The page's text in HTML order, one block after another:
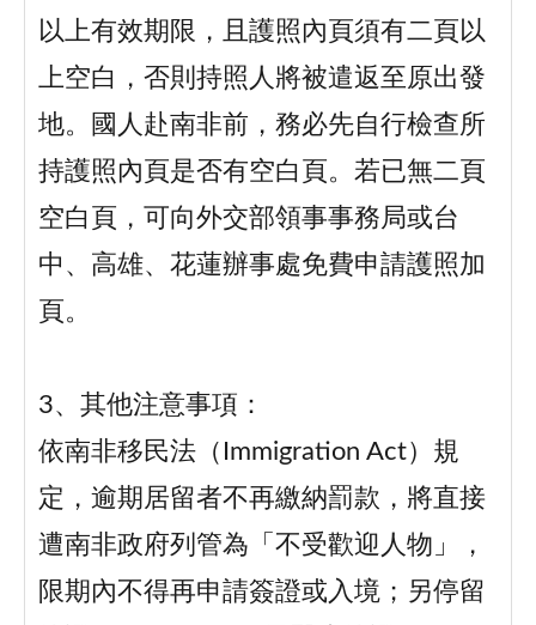
以上有效期限，且護照內頁須有二頁以
上空白，否則持照人將被遣返至原出發
地。國人赴南非前，務必先自行檢查所
持護照內頁是否有空白頁。若已無二頁
空白頁，可向外交部領事事務局或台
中、高雄、花蓮辦事處免費申請護照加
頁。
3、其他注意事項：
依南非移民法（Immigration Act）規
定，逾期居留者不再繳納罰款，將直接
遭南非政府列管為「不受歡迎人物」，
限期內不得再申請簽證或入境；另停留